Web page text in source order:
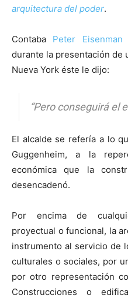
arquitectura del poder.
Contaba Peter Eisenman
durante la presentación de
Nueva York éste le dijo:
“Pero conseguirá el
El alcalde se refería a lo
Guggenheim, a la
económica que la
desencadenó.
Por encima de
proyectual o funcional, la
instrumento al servicio de
culturales o sociales, por
por otro representación
Construcciones o